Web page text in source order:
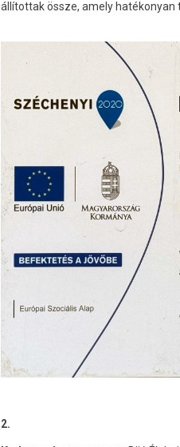
állítottak össze, amely
2.